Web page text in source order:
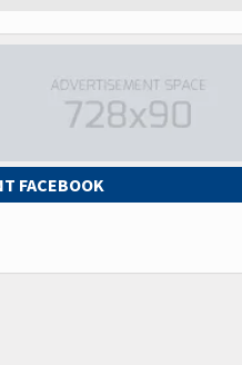
FACEBOOK